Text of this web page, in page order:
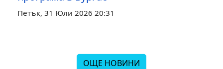
Петък, 31 Юли 2026 20:31
ОЩЕ НОВИНИ